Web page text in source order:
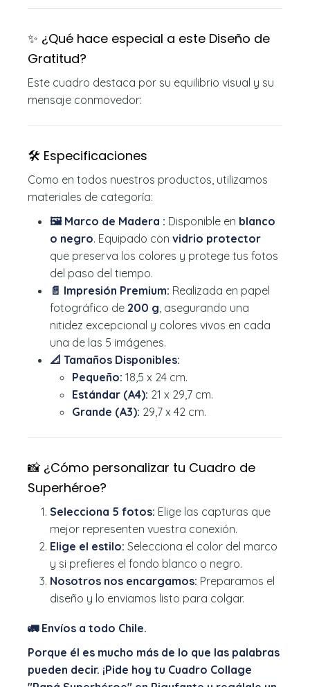
✨ ¿Qué hace especial a este Diseño de
Gratitud?
Este cuadro destaca por su equilibrio visual y su
mensaje conmovedor:
🛠️ Especificaciones
Como en todos nuestros productos, utilizamos
materiales de categoría:
🖼️ Marco de Madera : Disponible en blanco
o negro. Equipado con vidrio protector
que preserva los colores y protege tus fotos
del paso del tiempo.
📄 Impresión Premium: Realizada en papel
fotográfico de 200 g, asegurando una
nitidez excepcional y colores vivos en cada
una de las 5 imágenes.
📐 Tamaños Disponibles:
Pequeño: 18,5 x 24 cm.
Estándar (A4): 21 x 29,7 cm.
Grande (A3): 29,7 x 42 cm.
📸 ¿Cómo personalizar tu Cuadro de
Superhéroe?
Selecciona 5 fotos: Elige las capturas que
mejor representen vuestra conexión.
Elige el estilo: Selecciona el color del marco
y si prefieres el fondo blanco o negro.
Nosotros nos encargamos: Preparamos el
diseño y lo enviamos listo para colgar.
🚛 Envíos a todo Chile.
Porque él es mucho más de lo que las palabras
pueden decir. ¡Pide hoy tu Cuadro Collage